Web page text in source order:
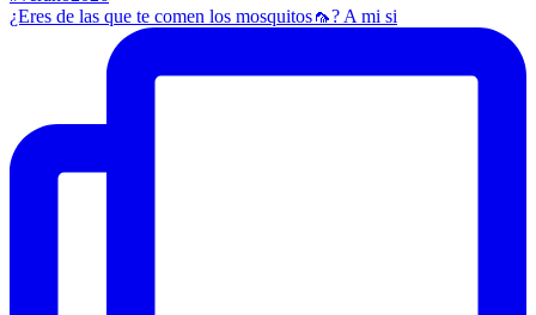
¿Eres de las que te comen los mosquitos🦟? A mi si